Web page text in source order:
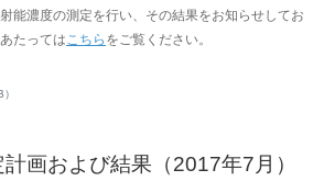
能濃度の測定を行い、その結果をお知らせしてお
たってはこちら をご覧ください。
画および結果（2017年7月）